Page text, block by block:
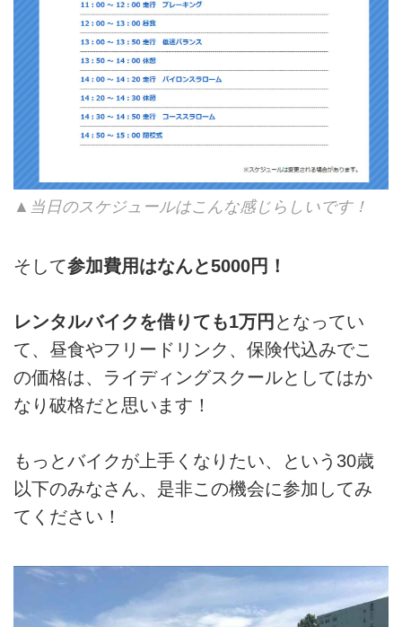
▲当日のスケジュールはこんな感じらしいです！
そして参加費用はなんと5000円！
レンタルバイクを借りても1万円 となってい
て、昼食やフリードリンク、保険代込みでこ
の価格は、ライディングスクールとしてはか
なり破格だと思います！
もっとバイクが上手くなりたい、という30歳
以下のみなさん、是非この機会に参加してみ
てください！